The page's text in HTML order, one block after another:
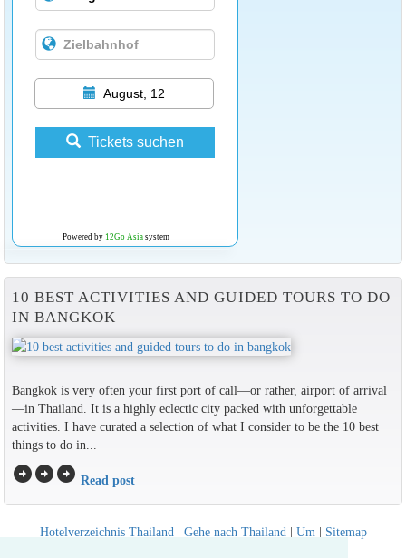
August, 12
Tickets suchen
Powered by 12Go Asiasystem
10 BEST ACTIVITIES AND GUIDED TOURS TO DO
IN BANGKOK
Bangkok is very often your first port of call—or rather, airport of arrival
—in Thailand. It is a highly eclectic city packed with unforgettable
activities. I have curated a selection of what I consider to be the 10 best
things to do in...
arrow_circle_rightarrow_circle_rightarrow_circle_right Read post
Hotelverzeichnis Thailand | Gehe nach Thailand | Um | Sitemap